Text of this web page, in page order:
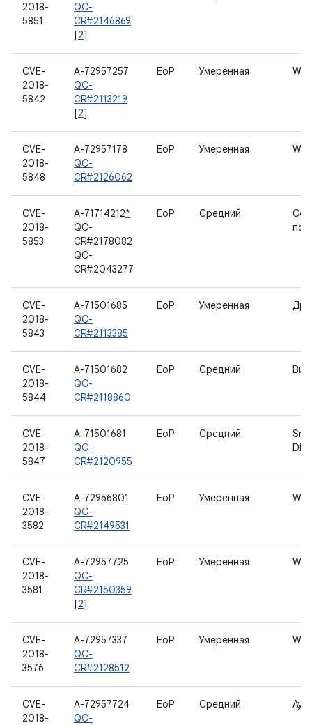
2018-
5851
QC-
CR#2146869
[2]
CVE-
2018-
5842
A-72957257
QC-
CR#2113219
[2]
EoP Умеренная
CVE-
2018-
5848
A-72957178
QC-
CR#2126062
EoP Умеренная
CVE-
2018-
5853
A-71714212*
QC-
CR#2178082
QC-
CR#2043277
EoP Средний
CVE-
2018-
5843
A-71501685
QC-
CR#2113385
EoP Умеренная
CVE-
2018-
5844
A-71501682
QC-
CR#2118860
EoP Средний
CVE-
2018-
5847
A-71501681
QC-
CR#2120955
EoP Средний
CVE-
2018-
3582
A-72956801
QC-
CR#2149531
EoP Умеренная
CVE-
2018-
3581
A-72957725
QC-
CR#2150359
[2]
EoP Умеренная
CVE-
2018-
3576
A-72957337
QC-
CR#2128512
EoP Умеренная
CVE-
2018-
A-72957724
QC-
EoP Средний